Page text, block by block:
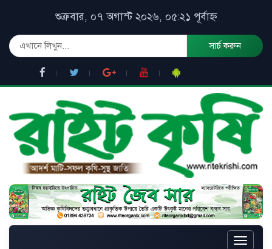
শুক্রবার, ০৭ অগাস্ট ২০২৬, ০৫:২১ পূর্বাহ্ন
সার্চ করুন
Toggle